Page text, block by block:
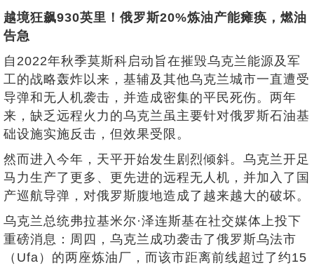
越境狂飙930英里！俄罗斯20%炼油产能瘫痪，燃油
告急
自2022年秋季莫斯科启动旨在摧毁乌克兰能源及军
工的战略轰炸以来，基辅及其他乌克兰城市一直遭受
导弹和无人机袭击，并造成密集的平民死伤。两年
来，缺乏远程火力的乌克兰虽主要针对俄罗斯石油基
础设施实施反击，但效果受限。
然而进入今年，天平开始发生剧烈倾斜。乌克兰开足
马力生产了更多、更先进的远程无人机，并加入了国
产巡航导弹，对俄罗斯腹地造成了越来越大的破坏。
乌克兰总统弗拉基米尔·泽连斯基在社交媒体上投下
重磅消息：周四，乌克兰成功袭击了俄罗斯乌法市
（Ufa）的两座炼油厂，而该市距离前线超过了约15